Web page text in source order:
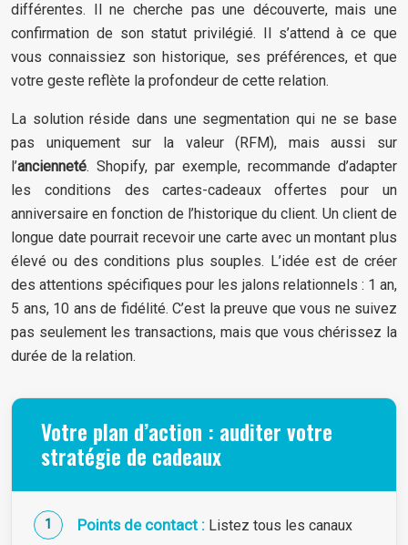
différentes. Il ne cherche pas une découverte, mais une
confirmation de son statut privilégié. Il s’attend à ce que
vous connaissiez son historique, ses préférences, et que
votre geste reflète la profondeur de cette relation.
La solution réside dans une segmentation qui ne se base
pas uniquement sur la valeur (RFM), mais aussi sur
l’ancienneté. Shopify, par exemple, recommande d’adapter
les conditions des cartes-cadeaux offertes pour un
anniversaire en fonction de l’historique du client. Un client de
longue date pourrait recevoir une carte avec un montant plus
élevé ou des conditions plus souples. L’idée est de créer
des attentions spécifiques pour les jalons relationnels : 1 an,
5 ans, 10 ans de fidélité. C’est la preuve que vous ne suivez
pas seulement les transactions, mais que vous chérissez la
durée de la relation.
Votre plan d’action : auditer votre
stratégie de cadeaux
Points de contact : Listez tous les canaux